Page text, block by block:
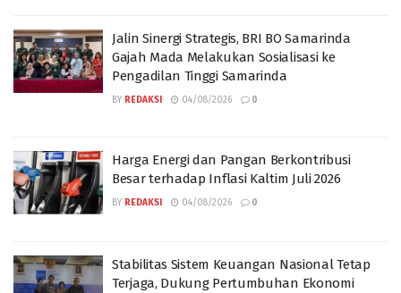
Jalin Sinergi Strategis, BRI BO Samarinda
Gajah Mada Melakukan Sosialisasi ke
Pengadilan Tinggi Samarinda
BY REDAKSI 04/08/2026 0
Harga Energi dan Pangan Berkontribusi
Besar terhadap Inflasi Kaltim Juli 2026
BY REDAKSI 04/08/2026 0
Stabilitas Sistem Keuangan Nasional Tetap
Terjaga, Dukung Pertumbuhan Ekonomi